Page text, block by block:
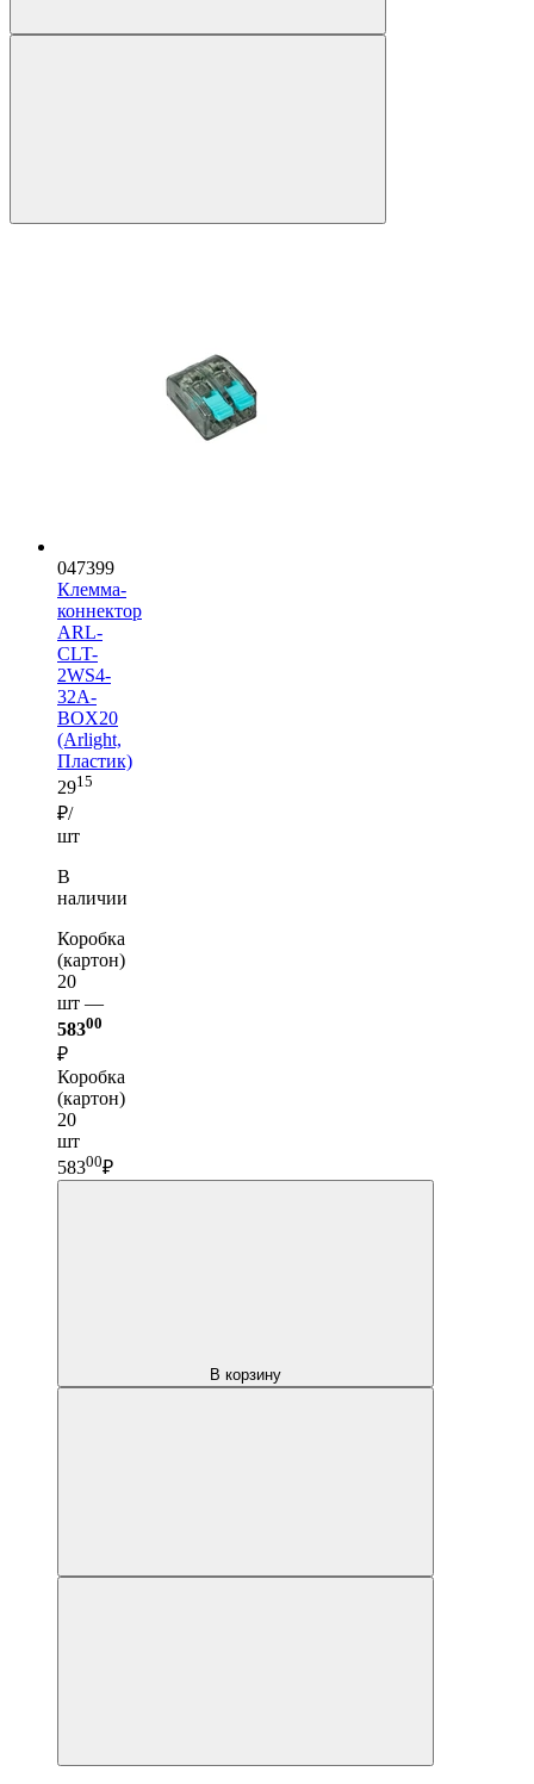
047399
Клемма-
коннектор
ARL-
CLT-
2WS4-
32A-
BOX20
(Arlight,
Пластик)
2915
₽/
шт
В
наличии
Коробка
(картон)
20
шт —
58300
₽
Коробка
(картон)
20
шт
58300₽
В корзину